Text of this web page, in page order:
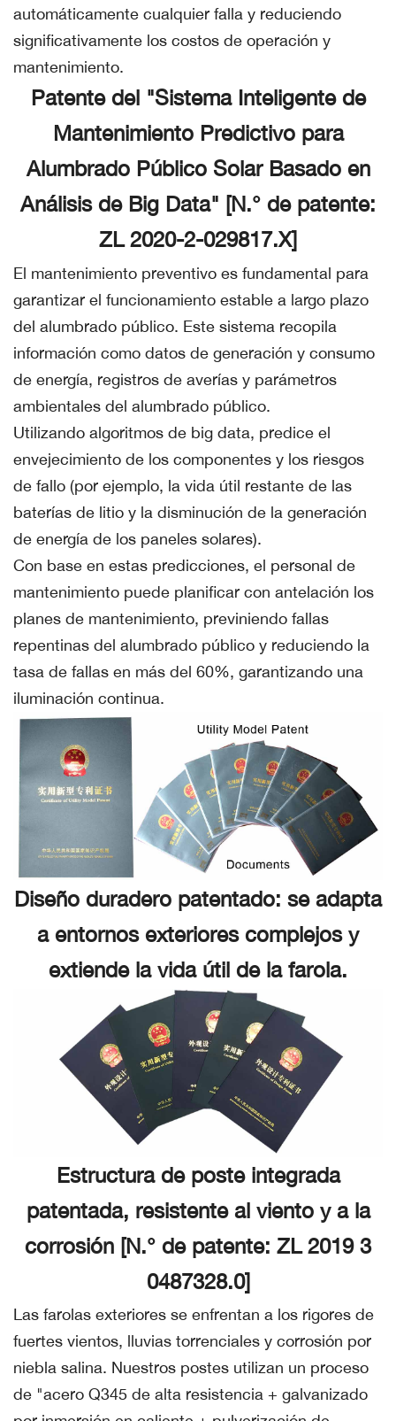
automáticamente cualquier falla y reduciendo
significativamente los costos de operación y
mantenimiento.
Patente del "Sistema Inteligente de
Mantenimiento Predictivo para
Alumbrado Público Solar Basado en
Análisis de Big Data" [N.° de patente:
ZL 2020-2-029817.X]
El mantenimiento preventivo es fundamental para
garantizar el funcionamiento estable a largo plazo
del alumbrado público. Este sistema recopila
información como datos de generación y consumo
de energía, registros de averías y parámetros
ambientales del alumbrado público.
Utilizando algoritmos de big data, predice el
envejecimiento de los componentes y los riesgos
de fallo (por ejemplo, la vida útil restante de las
baterías de litio y la disminución de la generación
de energía de los paneles solares).
Con base en estas predicciones, el personal de
mantenimiento puede planificar con antelación los
planes de mantenimiento, previniendo fallas
repentinas del alumbrado público y reduciendo la
tasa de fallas en más del 60%, garantizando una
iluminación continua.
Diseño duradero patentado: se adapta
a entornos exteriores complejos y
extiende la vida útil de la farola.
Estructura de poste integrada
patentada, resistente al viento y a la
corrosión [N.° de patente: ZL 2019 3
0487328.0]
Las farolas exteriores se enfrentan a los rigores de
fuertes vientos, lluvias torrenciales y corrosión por
niebla salina. Nuestros postes utilizan un proceso
de "acero Q345 de alta resistencia + galvanizado